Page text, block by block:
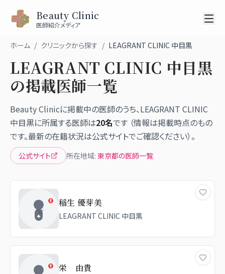
Beauty Clinic
医師紹介メディア
ホーム / クリニックから探す / LEAGRANT CLINIC 中目黒
LEAGRANT CLINIC 中目黒
の掲載医師一覧
Beauty Clinicに掲載中の医師のうち、LEAGRANT CLINIC
中目黒に所属する医師は20名です （情報は掲載時点のもの
です。最新の在籍状況は公式サイトでご確認ください）。
公式サイト 所在地域: 東京都の医師一覧
稲生 優芽美
LEAGRANT CLINIC 中目黒
栄 由貴